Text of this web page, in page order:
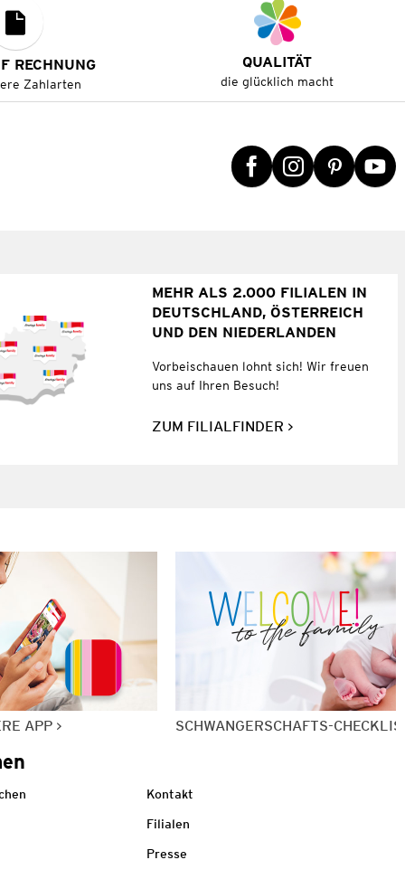
RECHNUNG
Zahlarten
QUALITÄT
die glücklich macht
MEHR ALS 2.000 FILIALEN IN
DEUTSCHLAND, ÖSTERREICH
UND DEN NIEDERLANDEN
Vorbeischauen lohnt sich! Wir freuen
uns auf Ihren Besuch!
ZUM FILIALFINDER
APP SCHWANGERSCHAFTS-
Kontakt
Filialen
Presse